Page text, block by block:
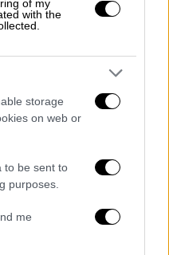
of my
with the
storage
on web or
to be sent to
purposes.
me
παραγγελία